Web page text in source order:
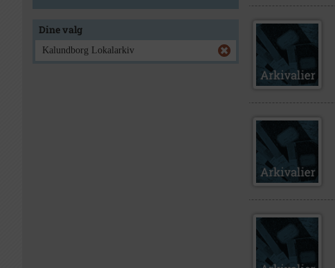
Dine valg
Kalundborg Lokalarkiv